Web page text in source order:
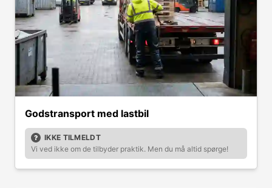
Godstransport med lastbil
IKKE TILMELDT
Vi ved ikke om de tilbyder praktik. Men du må altid spørge!